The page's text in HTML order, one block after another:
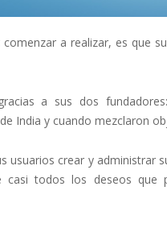
a realizar, es que
a sus dos
India y cuando mezclaron
usuarios crear y administrar
casi todos los deseos